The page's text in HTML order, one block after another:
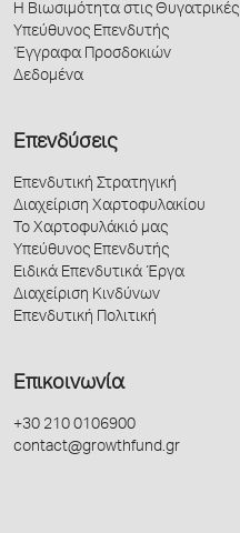
Η Βιωσιμότητα στις Θυγατρικές
Υπεύθυνος Επενδυτής
Έγγραφα Προσδοκιών
Δεδομένα
Επενδύσεις
Επενδυτική Στρατηγική
Διαχείριση Χαρτοφυλακίου
Το Χαρτοφυλάκιό μας
Υπεύθυνος Επενδυτής
Ειδικά Επενδυτικά Έργα
Διαχείριση Κινδύνων
Επενδυτική Πολιτική
Επικοινωνία
+30 210 0106900
contact@growthfund.gr